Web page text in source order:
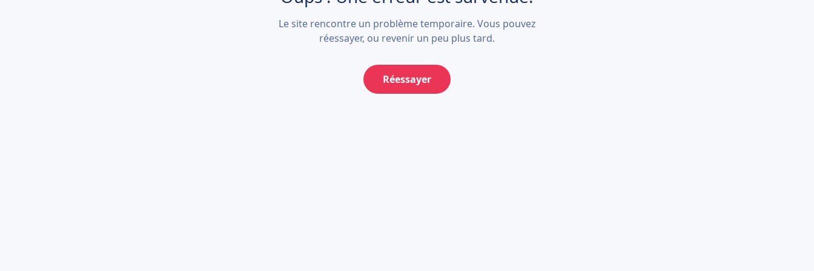
Le site rencontre un problème temporaire. Vous pouvez
réessayer, ou revenir un peu plus tard.
Réessayer